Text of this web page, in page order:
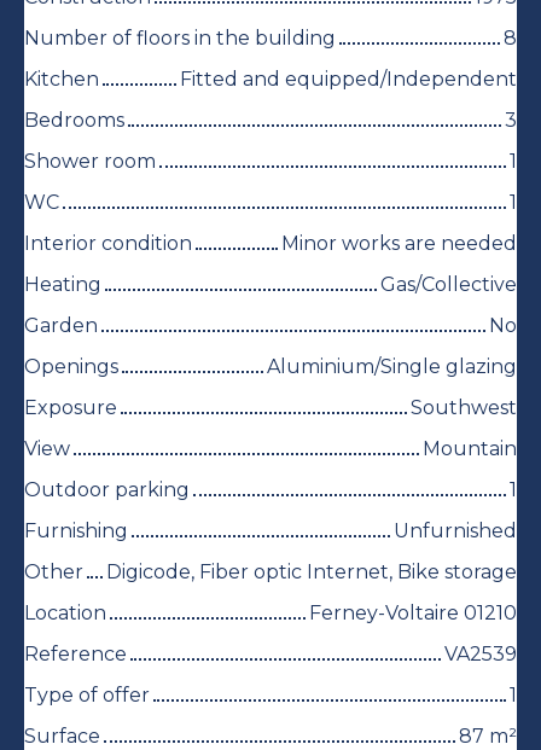
Number of floors in the building
8
Kitchen
Fitted and equipped/Independent
Bedrooms
3
Shower room
1
WC
1
Interior condition
Minor works are needed
Heating
Gas/Collective
Garden
No
Openings
Aluminium/Single glazing
Exposure
Southwest
View
Mountain
Outdoor parking
1
Furnishing
Unfurnished
Other
Digicode, Fiber optic Internet, Bike storage
Location
Ferney-Voltaire 01210
Reference
VA2539
Type of offer
1
Surface
87 m²